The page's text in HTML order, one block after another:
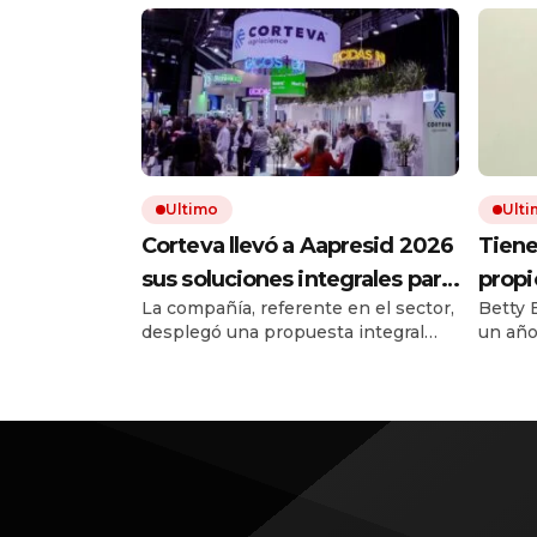
Ultimo
Corteva llevó a Aapresid 2026
sus soluciones integrales para
la protección de cultivos
La compañía, referente en el sector,
desplegó una propuesta integral
últimas novedades, como Gallery™ y
Betty
un
hecho